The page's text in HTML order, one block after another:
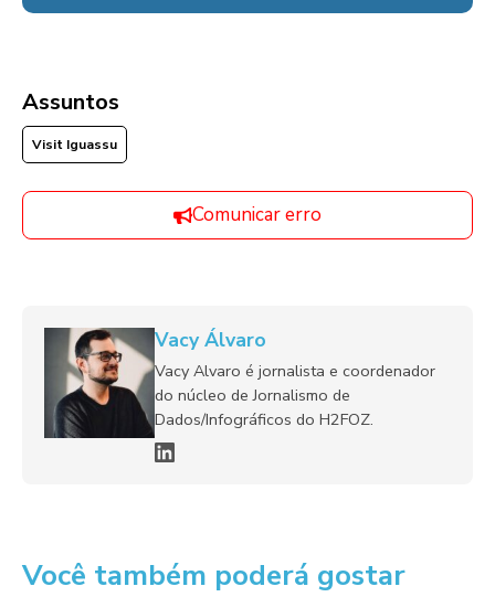
Assuntos
Visit Iguassu
Comunicar erro
Vacy Álvaro
Vacy Alvaro é jornalista e coordenador
do núcleo de Jornalismo de
Dados/Infográficos do H2FOZ.
Você também poderá gostar